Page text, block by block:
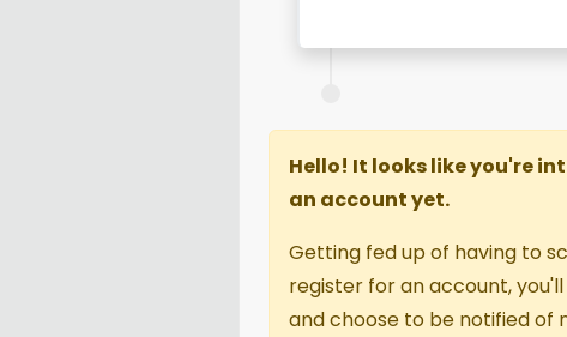
Hello! It looks like you're
an account yet.
Getting fed up of having to
register for an account,
and choose to be notified of